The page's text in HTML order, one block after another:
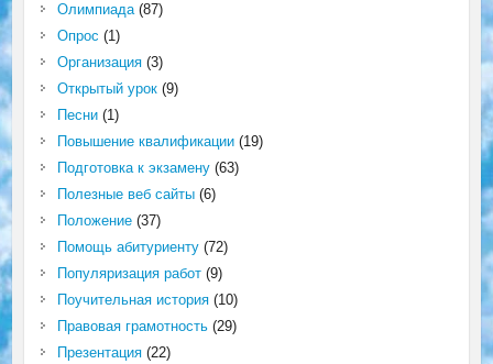
Олимпиада(87)
Опрос (1)
Организация(3)
Открытый урок(9)
Песни(1)
Повышение квалификации(19)
Подготовка к экзамену(63)
Полезные веб сайты(6)
Положение(37)
Помощь абитуриенту(72)
Популяризация работ(9)
Поучительная история(10)
Правовая грамотность(29)
Презентация(22)